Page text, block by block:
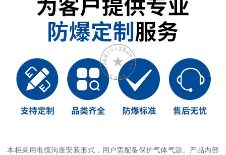
本柜采用电缆沟座安装形式，用户需配备保护气体气源。产品内部